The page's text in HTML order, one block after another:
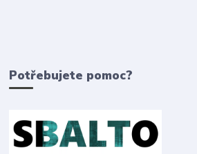
Potřebujete pomoc?